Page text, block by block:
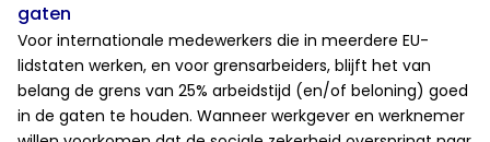
gaten
Voor internationale medewerkers die in meerdere EU-
lidstaten werken, en voor grensarbeiders, blijft het van
belang de grens van 25% arbeidstijd (en/of beloning) goed
in de gaten te houden. Wanneer werkgever en werknemer